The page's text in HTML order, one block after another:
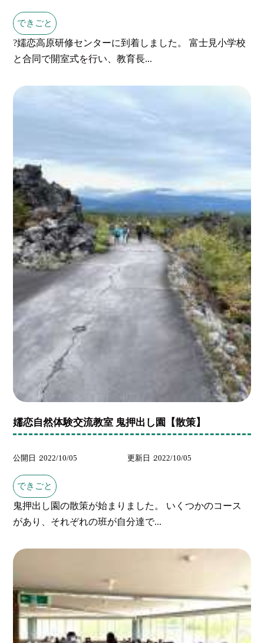
できごと
?嬬恋高原研修センターに到着しました。 富士見小学校
と合同で開室式を行い、教育長...
嬬恋自然体験交流教室 鬼押出し園【散策】
公開日 2022/10/05 更新日 2022/10/05
できごと
鬼押出し園の散策が始まりました。 いくつかのコース
があり、それぞれの班が自分達で...